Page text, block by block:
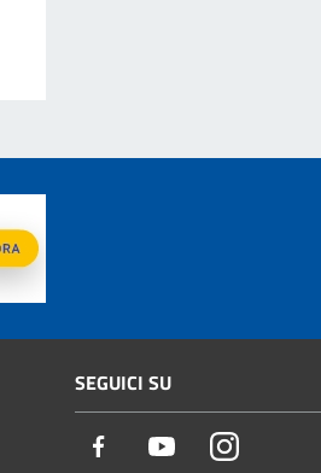
SEGUICI SU
Facebook YoutubeInstagram